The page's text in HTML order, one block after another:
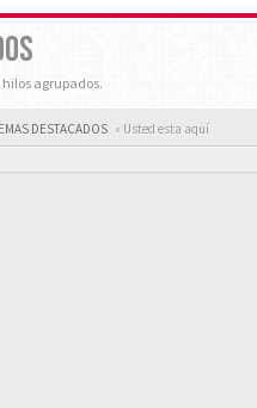
agrupados.
DESTACADOS « Usted esta aquí